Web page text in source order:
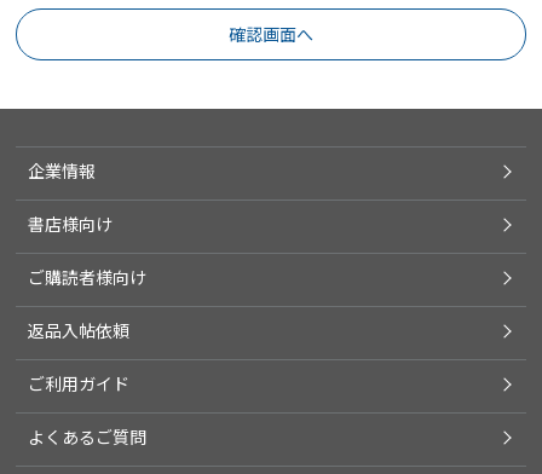
企業情報
書店様向け
ご購読者様向け
返品入帖依頼
ご利用ガイド
よくあるご質問